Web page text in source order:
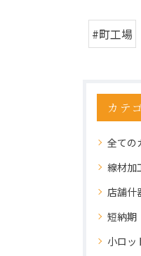
#町工場
カテ
全ての
線材加
店舗什
短納期
小ロッ